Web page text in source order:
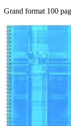
Grand format 100